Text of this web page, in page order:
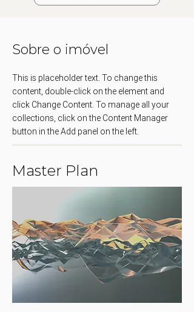
Sobre o imóvel
This is placeholder text. To change this
content, double-click on the element and
click Change Content. To manage all your
collections, click on the Content Manager
button in the Add panel on the left.
Master Plan